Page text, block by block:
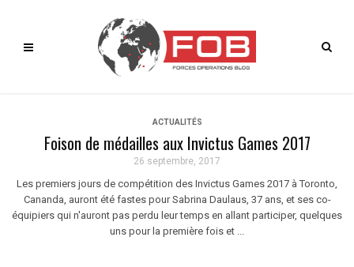
ACTUALITÉS
Foison de médailles aux Invictus Games 2017
26 septembre, 2017
Les premiers jours de compétition des Invictus Games 2017 à Toronto,
Cananda, auront été fastes pour Sabrina Daulaus, 37 ans, et ses co-
équipiers qui n'auront pas perdu leur temps en allant participer, quelques
uns pour la première fois et ...